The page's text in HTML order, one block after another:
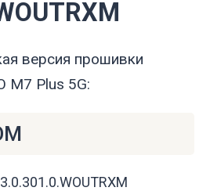
версия прошивки
M7 Plus 5G:
3.0.301.0.WOUTRXM